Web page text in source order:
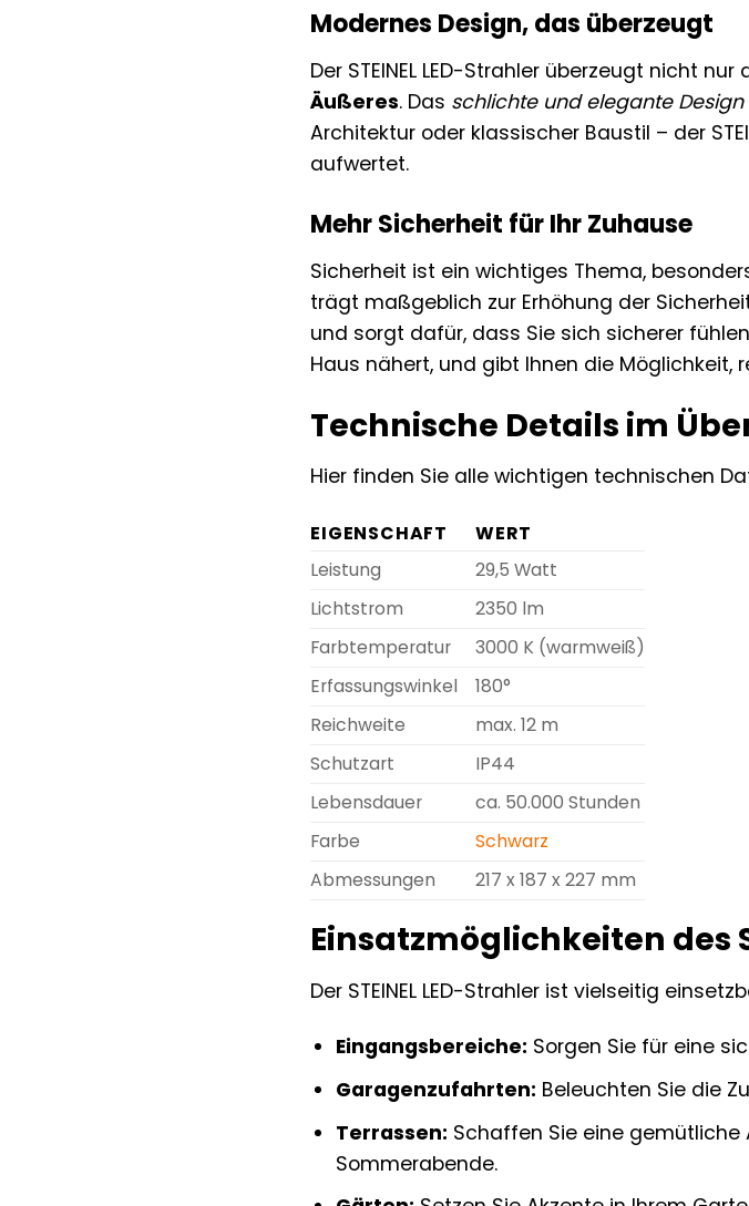
Modernes Design, das überzeugt
Der STEINEL LED-Strahler überzeugt nicht
Äußeres. Das schlichte und elegante Design
Architektur oder klassischer Baustil – der
aufwertet.
Mehr Sicherheit für Ihr Zuhause
Sicherheit ist ein wichtiges Thema,
trägt maßgeblich zur Erhöhung der
und sorgt dafür, dass Sie sich sicherer
Haus nähert, und gibt Ihnen die Möglichkeit,
Technische Details im
Hier finden Sie alle wichtigen technischen
EIGENSCHAFT
WERT
Leistung
29,5 Watt
Lichtstrom
2350 lm
Farbtemperatur
3000 K (warmweiß)
Erfassungswinkel
180°
Reichweite
max. 12 m
Schutzart
IP44
Lebensdauer
ca. 50.000 Stunden
Farbe
Schwarz
Abmessungen
217 x 187 x 227 mm
Einsatzmöglichkeiten des
Der STEINEL LED-Strahler ist vielseitig
Eingangsbereiche: Sorgen Sie für eine
Garagenzufahrten: Beleuchten Sie die
Terrassen: Schaffen Sie eine gemütliche
Sommerabende.